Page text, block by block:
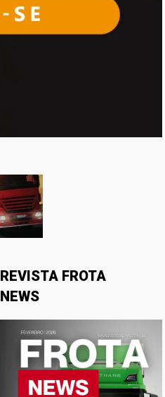
REVISTA FROTA
NEWS